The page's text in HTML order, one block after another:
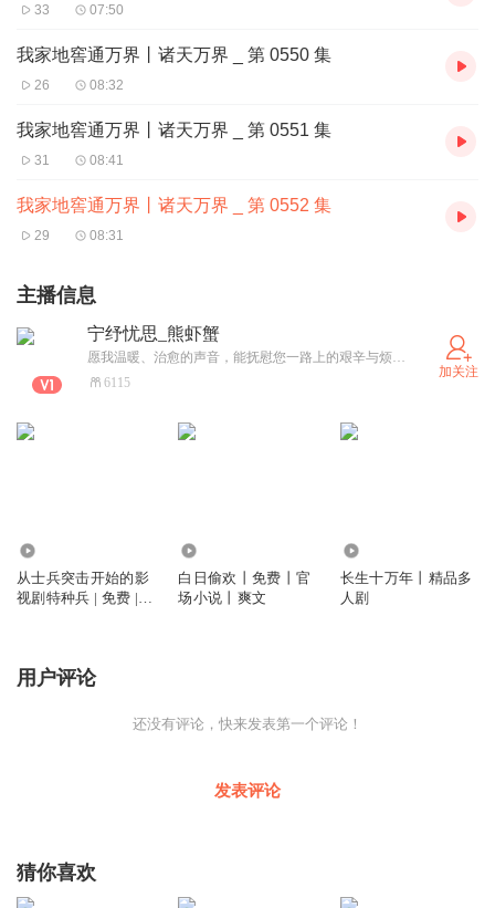
33 07:50
我家地窖通万界丨诸天万界 _ 第 0550 集
26 08:32
我家地窖通万界丨诸天万界 _ 第 0551 集
31 08:41
我家地窖通万界丨诸天万界 _ 第 0552 集
29 08:31
主播信息
宁纾忧思_熊虾蟹
愿我温暖、治愈的声音，能抚慰您一路上的艰辛与烦忧。有声路上坚持不懈、加油！
6115
加关注
从士兵突击开始的影
视剧特种兵 | 免费 |
白日偷欢丨免费丨官
场小说丨爽文
长生十万年丨精品多
人剧
用户评论
还没有评论，快来发表第一个评论！
发表评论
猜你喜欢